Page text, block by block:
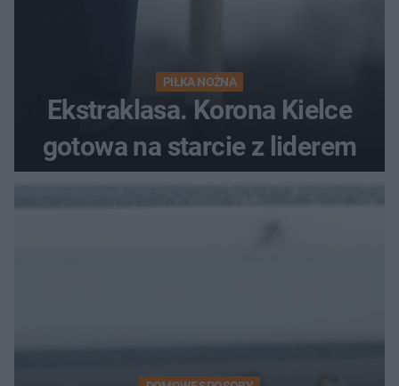
PIŁKA NOŻNA
Ekstraklasa. Korona Kielce
gotowa na starcie z liderem